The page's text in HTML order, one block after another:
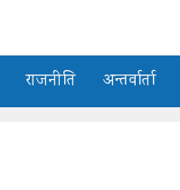
राजनीति अन्तर्वार्ता